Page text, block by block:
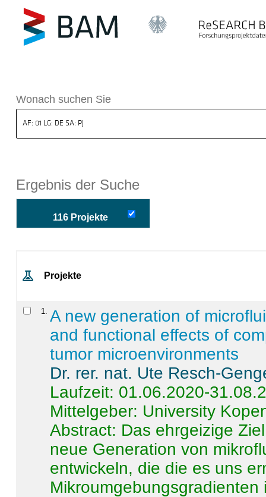
BAM
Wonach suchen Sie
Ergebnis der Suche
116 Projekte
Projekte
1
A new generation of
and functional effects of
tumor microenvironments
Dr. rer. nat. Ute Resch-
Laufzeit: 01.06.2020-
Mittelgeber: University
Abstract: Das ehrgeizige
neue Generation von
entwickeln, die die es uns
Mikroumgebungsgradienten